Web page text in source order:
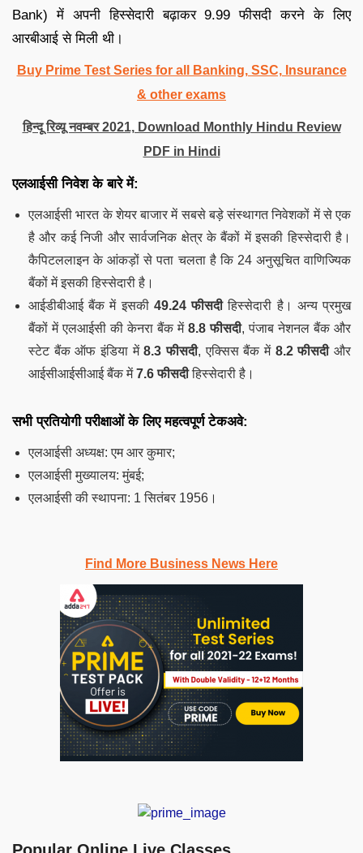
Bank) में अपनी हिस्सेदारी बढ़ाकर 9.99 फीसदी करने के लिए
आरबीआई से मिली थी।
Buy Prime Test Series for all Banking, SSC, Insurance
& other exams
हिन्दू रिव्यू नवम्बर 2021, Download Monthly Hindu Review
PDF in Hindi
एलआईसी निवेश के बारे में:
एलआईसी भारत के शेयर बाजार में सबसे बड़े संस्थागत निवेशकों में से एक
है और कई निजी और सार्वजनिक क्षेत्र के बैंकों में इसकी हिस्सेदारी है।
कैपिटललाइन के आंकड़ों से पता चलता है कि 24 अनुसूचित वाणिज्यिक
बैंकों में इसकी हिस्सेदारी है।
आईडीबीआई बैंक में इसकी 49.24 फीसदीहिस्सेदारी है। अन्य प्रमुख
बैंकों में एलआईसी की केनरा बैंक में 8.8 फीसदी, पंजाब नेशनल बैंक और
स्टेट बैंक ऑफ इंडिया में8.3 फीसदी, एक्सिस बैंक में 8.2 फीसदीऔर
आईसीआईसीआई बैंक में7.6 फीसदीहिस्सेदारी है।
सभी प्रतियोगी परीक्षाओं के लिए महत्वपूर्ण टेकअवे:
एलआईसी अध्यक्ष: एम आर कुमार;
एलआईसी मुख्यालय: मुंबई;
एलआईसी की स्थापना: 1 सितंबर 1956।
Find More Business News Here